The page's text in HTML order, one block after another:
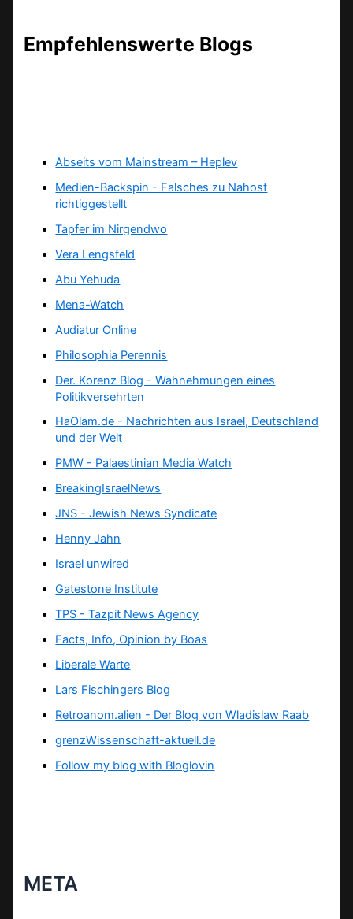
Empfehlenswerte Blogs
Abseits vom Mainstream – Heplev
Medien-Backspin - Falsches zu Nahost
richtiggestellt
Tapfer im Nirgendwo
Vera Lengsfeld
Abu Yehuda
Mena-Watch
Audiatur Online
Philosophia Perennis
Der. Korenz Blog - Wahnehmungen eines
Politikversehrten
HaOlam.de - Nachrichten aus Israel, Deutschland
und der Welt
PMW - Palaestinian Media Watch
BreakingIsraelNews
JNS - Jewish News Syndicate
Henny Jahn
Israel unwired
Gatestone Institute
TPS -Tazpit News Agency
Facts, Info, Opinion by Boas
Liberale Warte
Lars Fischingers Blog
Retroanom.alien - Der Blog von Wladislaw Raab
grenzWissenschaft-aktuell.de
Follow my blog with Bloglovin
META